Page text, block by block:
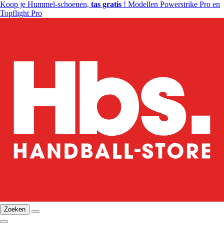
Koop je Hummel-schoenen, tas gratis ! Modellen Powerstrike Pro en
Topflight Pro
Zoeken